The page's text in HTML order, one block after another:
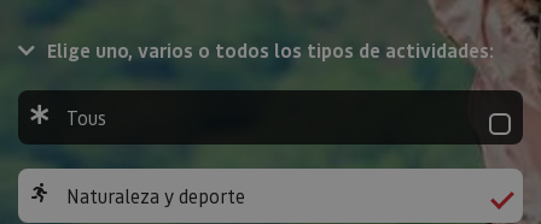
Elige uno, varios o todos los tipos de actividades:
Tous
Naturaleza y deporte